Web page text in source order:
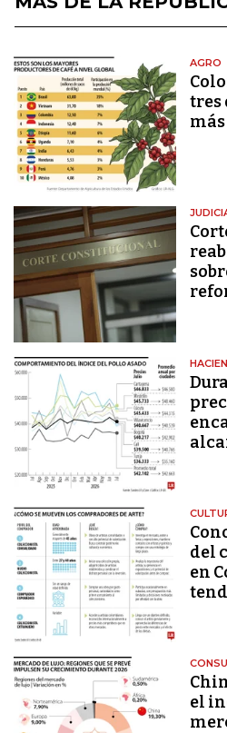
AGRO
tres
del
en
el